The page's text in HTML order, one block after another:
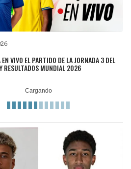
VIVO EL PARTIDO DE LA JORNADA 3 DEL
RESULTADOS MUNDIAL 2026